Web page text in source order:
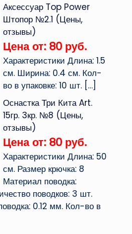
Аксессуар Top Power
Штопор №2.1 (Цены,
отзывы)
Цена от: 80 руб.
Характеристики Длина: 1.5
см. Ширина: 0.4 см. Кол-
во в упаковке: 10 шт.[…]
Оснастка Три Кита Art.
15гр. 3кр. №8 (Цены,
отзывы)
Цена от: 80 руб.
Характеристики Длина: 50
см. Размер крючка: 8
Материал поводка:
поводков: 3 шт.
0.12 мм. Кол-во в